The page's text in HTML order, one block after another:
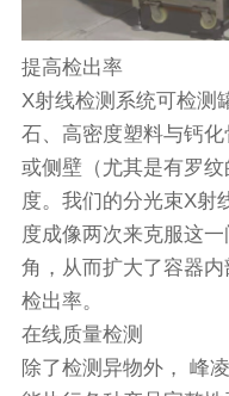
提高检出率
X射线检测系统可检测
石、高密度塑料与钙
或侧壁（尤其是有罗
度。我们的分光束X射
度成像两次来克服这
角，从而扩大了容器
检出率。
在线质量检测
除了检测异物外， 峰